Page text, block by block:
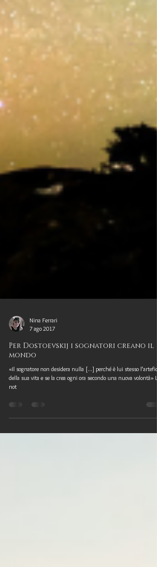
Nina Ferrari
7 ago 2017
Per Dostoevskij i sognatori creano il
«Il sognatore non desidera nulla [...] perché è lui stesso l’artefice
della sua vita e se la crea ogni ora secondo una nuova volontà» Le